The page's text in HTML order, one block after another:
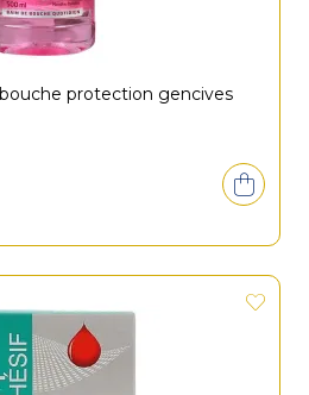
protection gencives